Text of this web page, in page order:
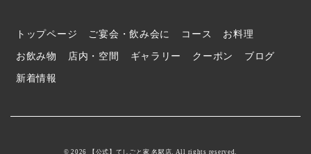
トップページ ご宴会・飲み会に コース お料理
お飲み物 店内・空間 ギャラリー クーポン ブログ
新着情報
© 2026 【公式】てしごと家 名駅店. All rights reserved.